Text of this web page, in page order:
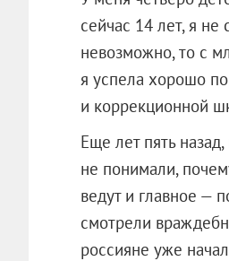
сейчас 14 лет, я не
невозможно, то с
я успела хорошо
и коррекционной
Еще лет пять
не понимали,
ведут и главное —
смотрели
россияне уже